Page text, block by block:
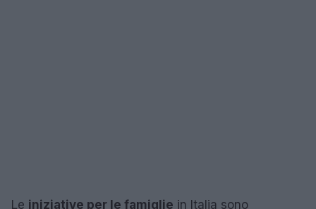
Le iniziative per le famiglie in Italia sono